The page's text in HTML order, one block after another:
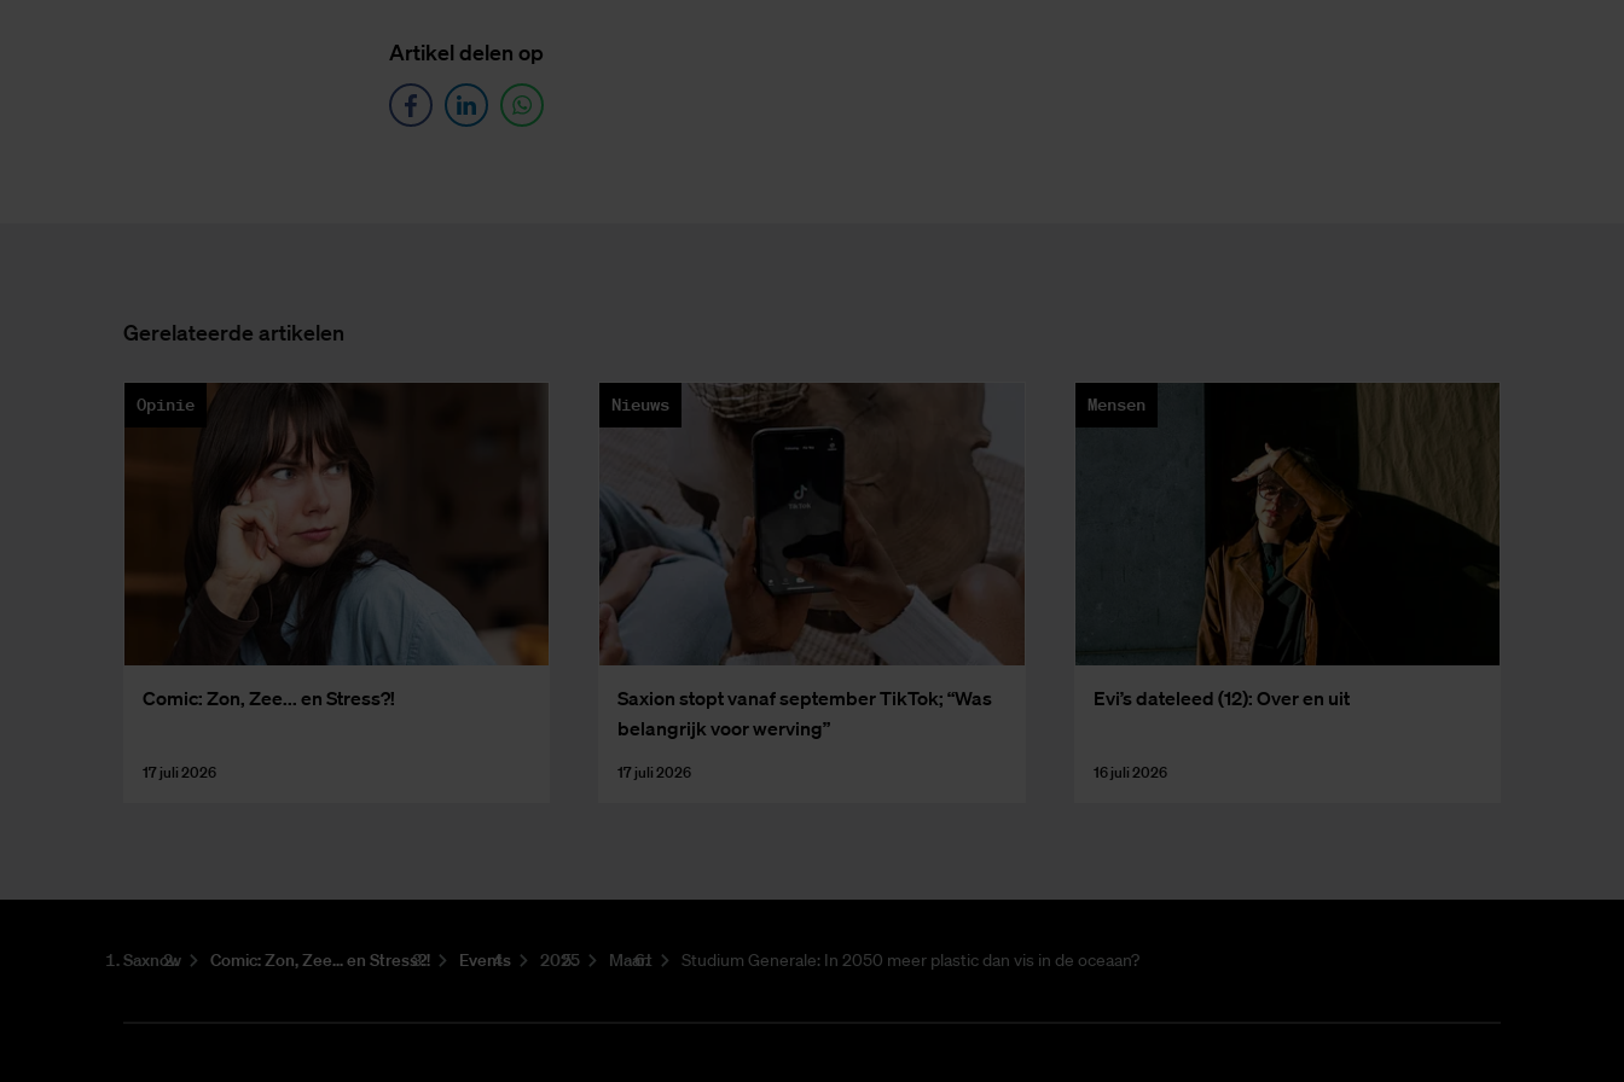
Ar­ti­kel de­len op
Ge­re­la­teer­de ar­ti­ke­len
Opinie
Co­mic: Zon, Zee... en Stress?!
17 juli 2026
Nieuws
Saxi­on stopt van­af sep­tem­ber Tik­Tok; “Was
be­lang­rijk voor wer­ving”
17 juli 2026
Mensen
Evi’s da­te­leed (12): Over en uit
16 juli 2026
Saxnow Co­mic: Zon, Zee... en Stress?! Events 2025 Maart Studium Generale: In 2050 meer plastic dan vis in de oceaan?